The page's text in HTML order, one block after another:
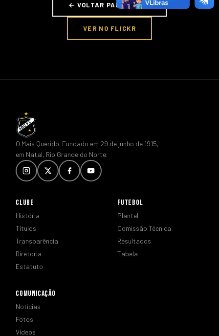
← VOLTAR PARA FOTOS
VER NO FLICKR
O Mais Querido. Fundado em 29 de junho de 1915,
em Natal, Rio Grande do Norte.
CLUBE
História
Títulos
Transparência
Diretoria
Estatuto
FUTEBOL
Plantel
Comissão Técnica
Resultados
Tabela
COMUNICAÇÃO
Notícias
Fotos
Vídeos